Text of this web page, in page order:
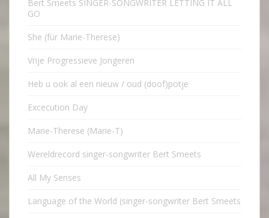
Bert Smeets SINGER-SONGWRITER LETTING IT ALL
GO
She (für Marie-Therese)
Vrije Progressieve Jongeren
Heb u ook al een nieuw / oud (doof)potje
Excecution Day
Marie-Therese (Marie-T)
Wereldrecord singer-songwriter Bert Smeets
All My Senses
Language of the World (singer-songwriter Bert Smeets